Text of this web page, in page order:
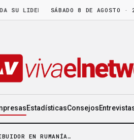
EN WORLD GEN·LA FRUTA
SÁBADO 8 DE AGOSTO ·
EstadísticasConsejos
EN RUMANÍA…